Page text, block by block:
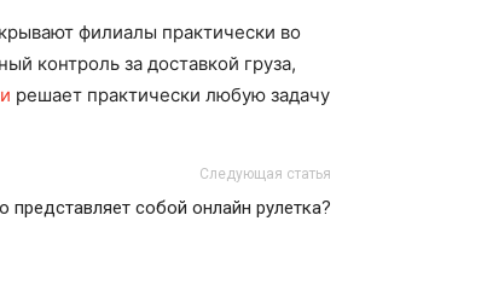
филиалы практически во
контроль за доставкой груза,
решает практически любую задачу
Следующая статья
представляет собой онлайн рулетка?